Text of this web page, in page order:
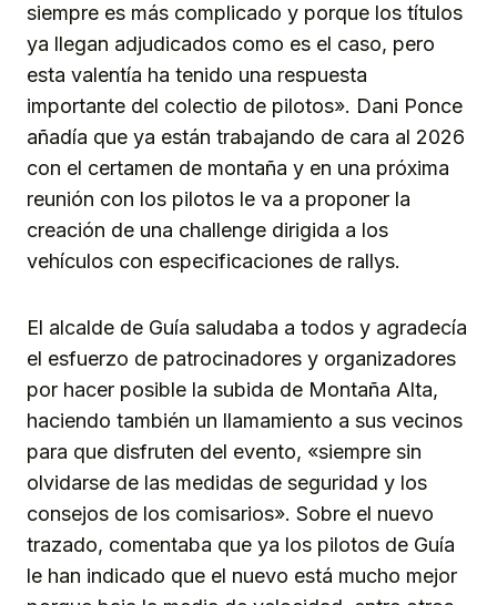
siempre es más complicado y porque los títulos
ya llegan adjudicados como es el caso, pero
esta valentía ha tenido una respuesta
importante del colectio de pilotos». Dani Ponce
añadía que ya están trabajando de cara al 2026
con el certamen de montaña y en una próxima
reunión con los pilotos le va a proponer la
creación de una challenge dirigida a los
vehículos con especificaciones de rallys.
El alcalde de Guía saludaba a todos y agradecía
el esfuerzo de patrocinadores y organizadores
por hacer posible la subida de Montaña Alta,
haciendo también un llamamiento a sus vecinos
para que disfruten del evento, «siempre sin
olvidarse de las medidas de seguridad y los
consejos de los comisarios». Sobre el nuevo
trazado, comentaba que ya los pilotos de Guía
le han indicado que el nuevo está mucho mejor